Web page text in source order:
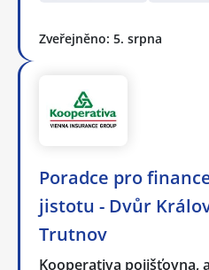
Zveřejněno: 5. srpna
Poradce pro
jistotu - Dvůr
Trutnov
Kooperativa pojišťovna,